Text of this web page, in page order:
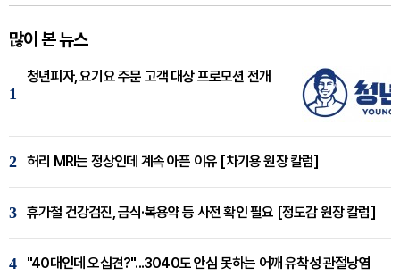
많이 본 뉴스
1
청년피자, 요기요 주문 고객 대상 프로모션 전개
2 허리 MRI는 정상인데 계속 아픈 이유 [차기용 원장 칼럼]
3 휴가철 건강검진, 금식·복용약 등 사전 확인 필요 [정도감 원장 칼럼]
4 "40대인데 오십견?"...3040도 안심 못하는 어깨 유착성 관절낭염